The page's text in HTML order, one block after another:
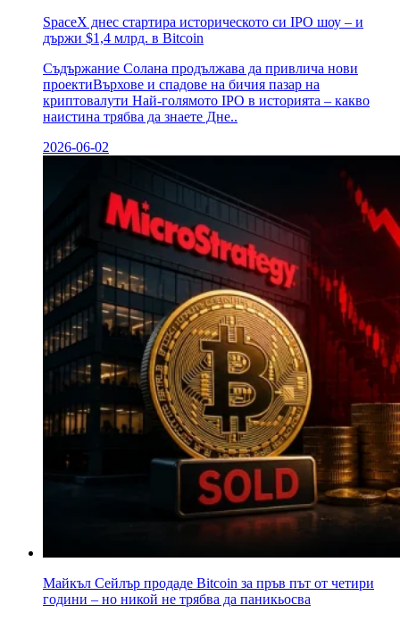
SpaceX днес стартира историческото си IPO шоу – и
държи $1,4 млрд. в Bitcoin
Съдържание Солана продължава да привлича нови
проектиВърхове и спадове на бичия пазар на
криптовалути Най-голямото IPO в историята – какво
наистина трябва да знаете Дне..
2026-06-02
Майкъл Сейлър продаде Bitcoin за пръв път от четири
години – но никой не трябва да паникьосва